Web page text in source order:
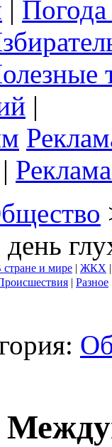
|
|
|
стране и мире | ЖКХ
| Разное